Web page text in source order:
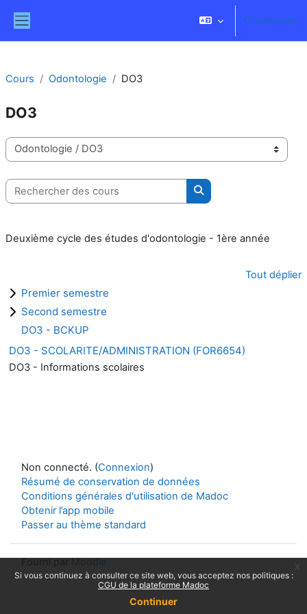
Si vous continuez à consulter ce site web, vous acceptez nos politiques :
CGU de la plateforme Madoc
Continuer
Connexion
Cours Odontologie DO3
DO3
Catégories de cours
Rechercher des cours
Rechercher des cours
Deuxième cycle des études d'odontologie - 1ère année
Tout déplier
Premier semestre
Second semestre
DO3 - BCKUP
DO3 - SCOLARITE/ADMINISTRATION (FOR6654)
DO3 - Informations scolaires
Non connecté. (Connexion)
Résumé de conservation de données
Conditions générales d'utilisation de Madoc
Obtenir l’app mobile
Passer au thème standard
Fourni parMoodle